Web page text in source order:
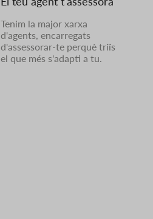
Tenim la major xarxa
d'agents, encarregats
d'assessorar-te perquè triïs
el que més s'adapti a tu.